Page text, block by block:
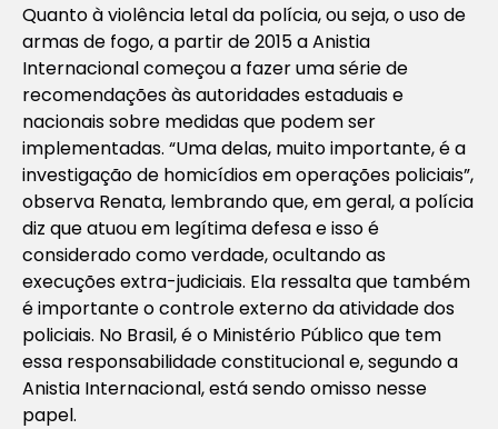
Quanto à violência letal da polícia, ou seja, o uso de
armas de fogo, a partir de 2015 a Anistia
Internacional começou a fazer uma série de
recomendações às autoridades estaduais e
nacionais sobre medidas que podem ser
implementadas. “Uma delas, muito importante, é a
investigação de homicídios em operações policiais”,
observa Renata, lembrando que, em geral, a polícia
diz que atuou em legítima defesa e isso é
considerado como verdade, ocultando as
execuções extra-judiciais. Ela ressalta que também
é importante o controle externo da atividade dos
policiais. No Brasil, é o Ministério Público que tem
essa responsabilidade constitucional e, segundo a
Anistia Internacional, está sendo omisso nesse
papel.